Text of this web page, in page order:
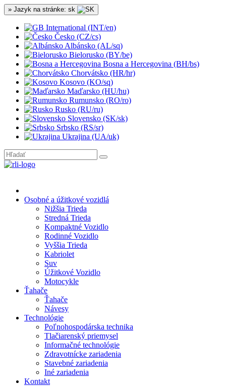
» Jazyk na stránke: sk
International (INT/en)
Česko (CZ/cs)
Albánsko (AL/sq)
Bielorusko (BY/be)
Bosna a Hercegovina (BH/bs)
Chorvátsko (HR/hr)
Kosovo (KO/sq)
Maďarsko (HU/hu)
Rumunsko (RO/ro)
Rusko (RU/ru)
Slovensko (SK/sk)
Srbsko (RS/sr)
Ukrajina (UA/uk)
Osobné a úžitkové vozidlá
Nižšia Trieda
Stredná Trieda
Kompaktné Vozidlo
Rodinné Vozidlo
Vyššia Trieda
Kabriolet
Suv
Úžitkové Vozidlo
Motocykle
Ťahače
Ťahače
Návesy
Technológie
Poľnohospodárska technika
Tlačiarenský priemysel
Informačné technológie
Zdravotnícke zariadenia
Stavebné zariadenia
Iné zariadenia
Kontakt